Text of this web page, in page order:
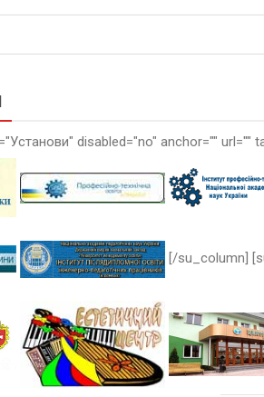
disabled="no" anchor=""
[/su_column]